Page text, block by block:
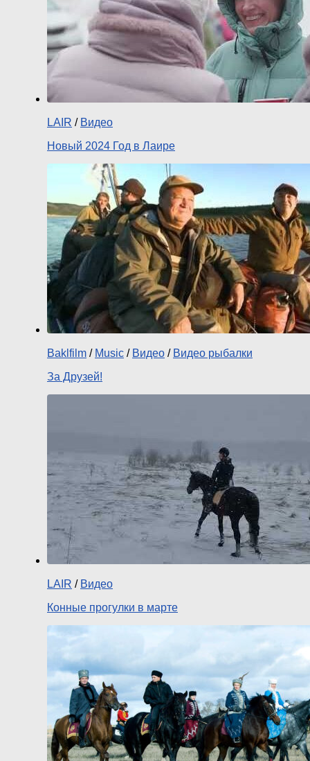
LAIR / Видео
Новый 2024 Год в Лаире
Baklfilm / Music / Видео / Видео рыбалки
За Друзей!
LAIR / Видео
Конные прогулки в марте